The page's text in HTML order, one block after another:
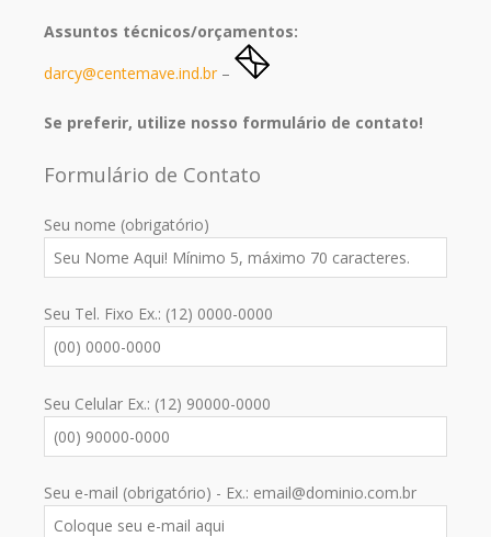
Assuntos técnicos/orçamentos:
darcy@centemave.ind.br–
Se preferir, utilize nosso formulário de contato!
Formulário de Contato
Seu nome (obrigatório)
Seu Tel. Fixo Ex.: (12) 0000-0000
Seu Celular Ex.: (12) 90000-0000
Seu e-mail (obrigatório) - Ex.: email@dominio.com.br